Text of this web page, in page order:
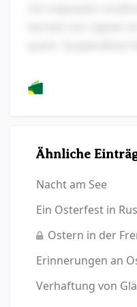
Ähnliche
Nacht am See
Ein Osterfest in
Ostern in der
Erinnerungen an
Verhaftung von